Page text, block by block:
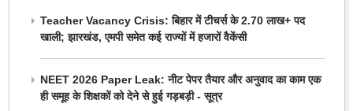
Teacher Vacancy Crisis: बिहार में टीचर्स के 2.70 लाख+ पद
खाली; झारखंड, एमपी समेत कई राज्यों में हजारों वैकेंसी
NEET 2026 Paper Leak: नीट पेपर तैयार और अनुवाद का काम एक
ही समूह के शिक्षकों को देने से हुई गड़बड़ी - सूत्र